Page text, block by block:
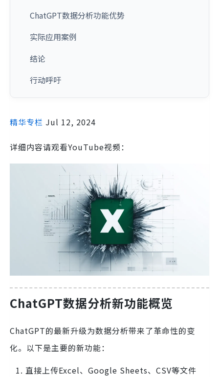
ChatGPT数据分析功能优势
实际应用案例
结论
行动呼吁
精华专栏 Jul 12, 2024
详细内容请观看YouTube视频：
ChatGPT数据分析新功能概览
ChatGPT的最新升级为数据分析带来了革命性的变
化。以下是主要的新功能：
直接上传Excel、Google Sheets、CSV等文件